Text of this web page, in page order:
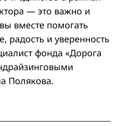
— это важно и
вместе помогать
радость и уверенность
фонда «Дорога
Полякова.